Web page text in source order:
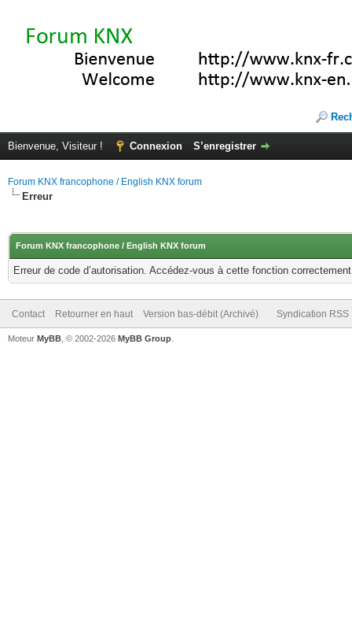
Bienvenue, Visiteur ! Connexion S’enregistrer
Forum KNX francophone / English KNX forum
Erreur
Forum KNX francophone / English KNX forum
Erreur de code d’autorisation. Accédez-vous à cette fonction
Contact Retourner en haut Version bas-débit (Archivé) Syndication RSS
Moteur MyBB , © 2002-2026 MyBB Group